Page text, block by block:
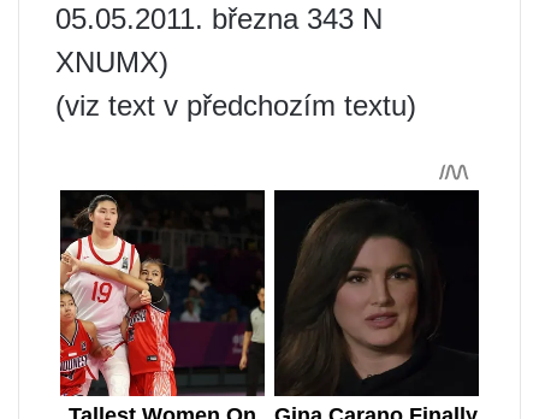
05.05.2011. března 343 N
XNUMX)
(viz text v předchozím textu)